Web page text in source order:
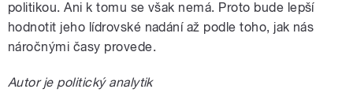
politikou. Ani k tomu se však nemá. Proto bude lepší
hodnotit jeho lídrovské nadání až podle toho, jak nás
náročnými časy provede.
Autor je politický analytik